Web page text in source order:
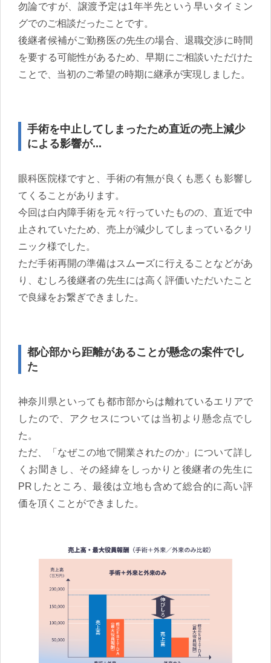
勿論ですが、譲渡予定は1年半先という早いタイミン
グでのご相談だったことです。
後継者候補がご勤務医の先生の場合、退職交渉に時間
を要する可能性があるため、早期にご相談いただけた
ことで、当初のご希望の時期に継承が実現しました。
手術を中止してしまったため直近の売上減少
による影響が...
眼科医院様ですと、手術の有無が良くも悪くも影響し
てくることがあります。
今回は白内障手術を元々行っていたものの、直近で中
止されていたため、売上が減少してしまっているクリ
ニック様でした。
ただ手術再開の準備はスムーズに行えることなどがあ
り、むしろ後継者の先生には高く評価いただいたこと
で良縁をお繋ぎできました。
都心部から距離があることが懸念の案件でし
た
神奈川県といっても都市部からは離れているエリアで
したので、アクセスについては当初より懸念点でし
た。
ただ、「なぜこの地で開業されたのか」について詳し
くお聞きし、その経緯をしっかりと後継者の先生に
PRしたところ、最後は立地も含めて総合的に高い評
価を頂くことができました。